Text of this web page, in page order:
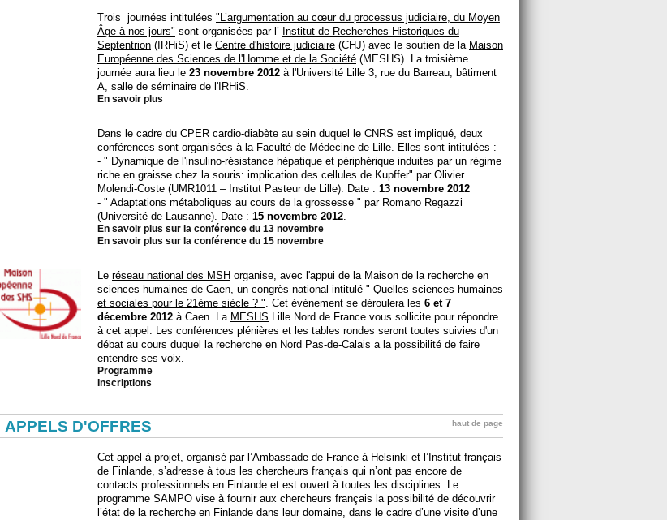
Trois journées intitulées "L’argumentation au cœur du processus judiciaire, du Moyen
Âge à nos jours" sont organisées par l’ Institut de Recherches Historiques du
Septentrion (IRHiS) et le Centre d'histoire judiciaire (CHJ) avec le soutien de la Maison
Européenne des Sciences de l'Homme et de la Société (MESHS). La troisième
journée aura lieu le 23 novembre 2012 à l'Université Lille 3, rue du Barreau, bâtiment
A, salle de séminaire de l'IRHiS.
En savoir plus
Dans le cadre du CPER cardio-diabète au sein duquel le CNRS est impliqué, deux
conférences sont organisées à la Faculté de Médecine de Lille. Elles sont intitulées :
- " Dynamique de l'insulino-résistance hépatique et périphérique induites par un régime
riche en graisse chez la souris: implication des cellules de Kupffer" par Olivier
Molendi-Coste (UMR1011 – Institut Pasteur de Lille). Date : 13 novembre 2012
- " Adaptations métaboliques au cours de la grossesse " par Romano Regazzi
(Université de Lausanne). Date : 15 novembre 2012
En savoir plus sur la conférence du 13 novembre
En savoir plus sur la conférence du 15 novembre
Le réseau national des MSH organise, avec l'appui de la Maison de la recherche en
sciences humaines de Caen, un congrès national intitulé " Quelles sciences humaines
et sociales pour le 21ème siècle ? " . Cet événement se déroulera les 6 et 7
décembre 2012 à Caen. La MESHS Lille Nord de France vous sollicite pour répondre
à cet appel. Les conférences plénières et les tables rondes seront toutes suivies d'un
débat au cours duquel la recherche en Nord Pas-de-Calais a la possibilité de faire
entendre ses voix.
Programme
Inscriptions
APPELS D'OFFRES haut de page
Cet appel à projet, organisé par l’Ambassade de France à Helsinki et l’Institut français
de Finlande, s’adresse à tous les chercheurs français qui n’ont pas encore de
contacts professionnels en Finlande et est ouvert à toutes les disciplines. Le
programme SAMPO vise à fournir aux chercheurs français la possibilité de découvrir
l’état de la recherche en Finlande dans leur domaine, dans le cadre d’une visite d’une